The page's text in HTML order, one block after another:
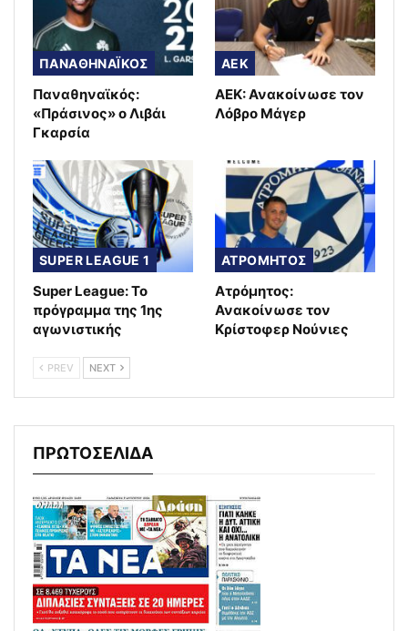
ΠΑΝΑΘΗΝΑΪΚΟΣ
Παναθηναϊκός:
«Πράσινος» ο Λιβάι
Γκαρσία
AEK
ΑΕΚ: Ανακοίνωσε τον
Λόβρο Μάγερ
SUPER LEAGUE 1
Super League: Το
πρόγραμμα της 1ης
αγωνιστικής
ΑΤΡΟΜΗΤΟΣ
Ατρόμητος:
Ανακοίνωσε τον
Κρίστοφερ Νούνιες
PREV NEXT
ΠΡΩΤΟΣΕΛΙΔΑ